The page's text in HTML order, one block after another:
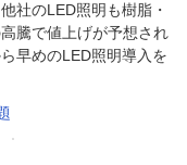
社のLED照明も樹脂・
騰で値上げが予想され
早めのLED照明導入を